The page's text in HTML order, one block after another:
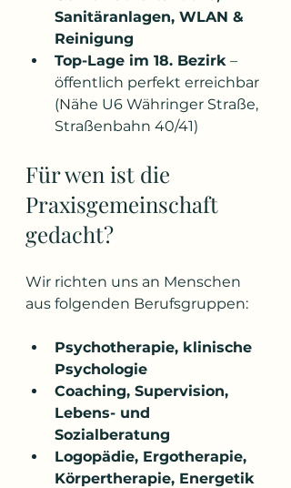
Sanitäranlagen, WLAN &
Reinigung
Top-Lage im 18. Bezirk –
öffentlich perfekt erreichbar
(Nähe U6 Währinger Straße,
Straßenbahn 40/41)
Für wen ist die
Praxisgemeinschaft
gedacht?
Wir richten uns an Menschen
aus folgenden Berufsgruppen:
Psychotherapie, klinische
Psychologie
Coaching, Supervision,
Lebens- und
Sozialberatung
Logopädie, Ergotherapie,
Körpertherapie, Energetik